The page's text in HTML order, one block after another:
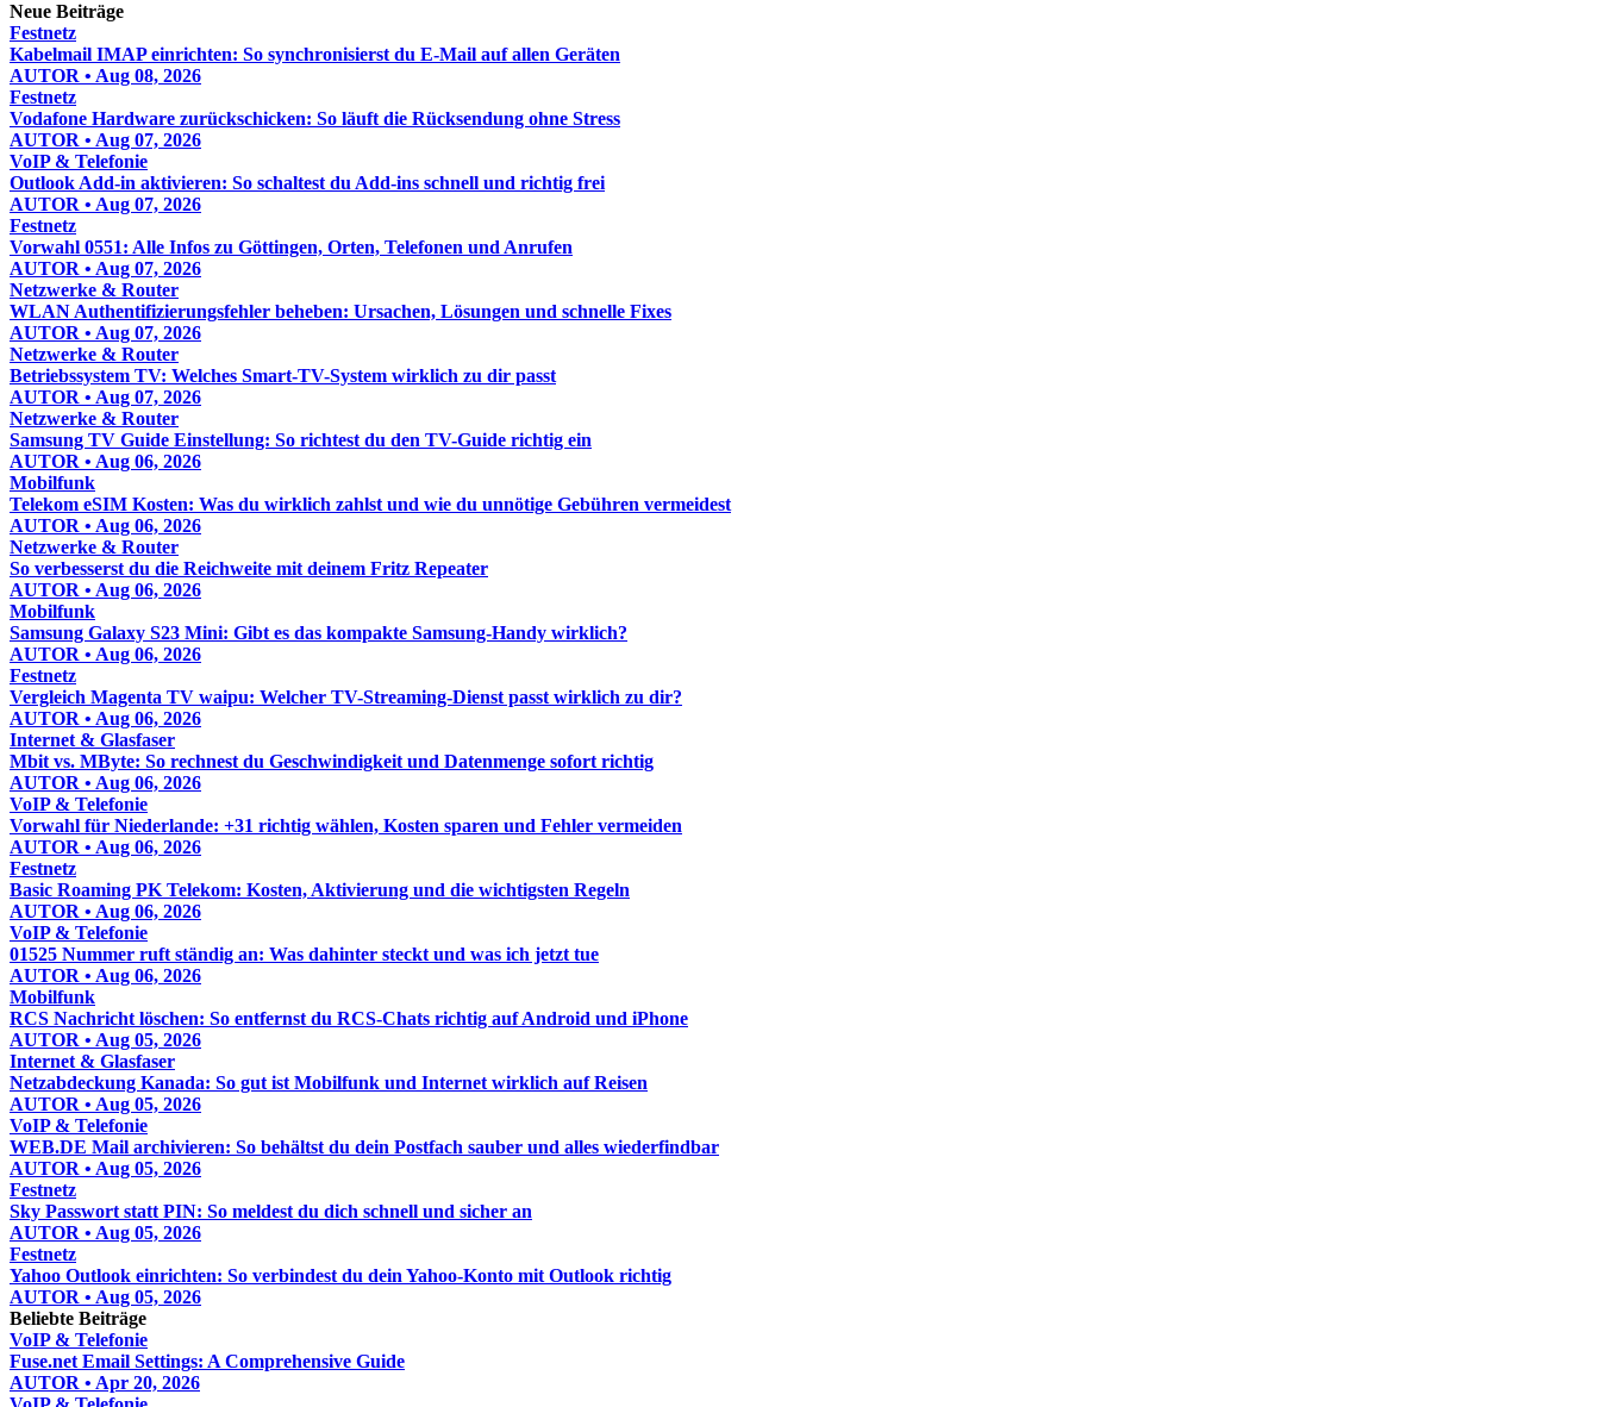
Neue Beiträge
Festnetz
Kabelmail IMAP einrichten: So synchronisierst du E-Mail auf allen Geräten
AUTOR • Aug 08, 2026
Festnetz
Vodafone Hardware zurückschicken: So läuft die Rücksendung ohne Stress
AUTOR • Aug 07, 2026
VoIP & Telefonie
Outlook Add-in aktivieren: So schaltest du Add-ins schnell und richtig frei
AUTOR • Aug 07, 2026
Festnetz
Vorwahl 0551: Alle Infos zu Göttingen, Orten, Telefonen und Anrufen
AUTOR • Aug 07, 2026
Netzwerke & Router
WLAN Authentifizierungsfehler beheben: Ursachen, Lösungen und schnelle Fixes
AUTOR • Aug 07, 2026
Netzwerke & Router
Betriebssystem TV: Welches Smart-TV-System wirklich zu dir passt
AUTOR • Aug 07, 2026
Netzwerke & Router
Samsung TV Guide Einstellung: So richtest du den TV-Guide richtig ein
AUTOR • Aug 06, 2026
Mobilfunk
Telekom eSIM Kosten: Was du wirklich zahlst und wie du unnötige Gebühren vermeidest
AUTOR • Aug 06, 2026
Netzwerke & Router
So verbesserst du die Reichweite mit deinem Fritz Repeater
AUTOR • Aug 06, 2026
Mobilfunk
Samsung Galaxy S23 Mini: Gibt es das kompakte Samsung-Handy wirklich?
AUTOR • Aug 06, 2026
Festnetz
Vergleich Magenta TV waipu: Welcher TV-Streaming-Dienst passt wirklich zu dir?
AUTOR • Aug 06, 2026
Internet & Glasfaser
Mbit vs. MByte: So rechnest du Geschwindigkeit und Datenmenge sofort richtig
AUTOR • Aug 06, 2026
VoIP & Telefonie
Vorwahl für Niederlande: +31 richtig wählen, Kosten sparen und Fehler vermeiden
AUTOR • Aug 06, 2026
Festnetz
Basic Roaming PK Telekom: Kosten, Aktivierung und die wichtigsten Regeln
AUTOR • Aug 06, 2026
VoIP & Telefonie
01525 Nummer ruft ständig an: Was dahinter steckt und was ich jetzt tue
AUTOR • Aug 06, 2026
Mobilfunk
RCS Nachricht löschen: So entfernst du RCS-Chats richtig auf Android und iPhone
AUTOR • Aug 05, 2026
Internet & Glasfaser
Netzabdeckung Kanada: So gut ist Mobilfunk und Internet wirklich auf Reisen
AUTOR • Aug 05, 2026
VoIP & Telefonie
WEB.DE Mail archivieren: So behältst du dein Postfach sauber und alles wiederfindbar
AUTOR • Aug 05, 2026
Festnetz
Sky Passwort statt PIN: So meldest du dich schnell und sicher an
AUTOR • Aug 05, 2026
Festnetz
Yahoo Outlook einrichten: So verbindest du dein Yahoo-Konto mit Outlook richtig
AUTOR • Aug 05, 2026
Beliebte Beiträge
VoIP & Telefonie
Fuse.net Email Settings: A Comprehensive Guide
AUTOR • Apr 20, 2026